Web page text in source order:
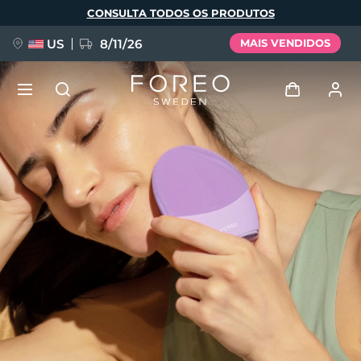
principal
CONSULTA TODOS OS PRODUTOS
US 8/11/26 MAIS VENDIDOS
Perfil de usuário
Meus aparelhos
Meus pedidos
Meus endereços
As minhas subscrições
NOVIDADE
FAQ™ Pure Beauty-Tech Elixir
BREAKING NEWS
issa™ Teeth Whitening Set
Idioma
English Deutsch
Español
Français
Italiano
Português
Svenska
Русский
Türkçe
简体中文 繁體中文